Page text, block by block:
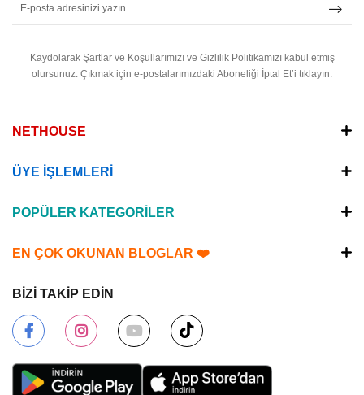
Kaydolarak Şartlar ve Koşullarımızı ve Gizlilik Politikamızı kabul etmiş
olursunuz. Çıkmak için e-postalarımızdaki Aboneliği İptal Et’i tıklayın.
NETHOUSE
ÜYE İŞLEMLERİ
POPÜLER KATEGORİLER
EN ÇOK OKUNAN BLOGLAR ❤️
BİZİ TAKİP EDİN